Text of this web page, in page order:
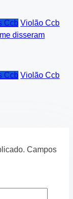
Ccb Violão Ccb
disseram
Ccb Violão Ccb
Campos